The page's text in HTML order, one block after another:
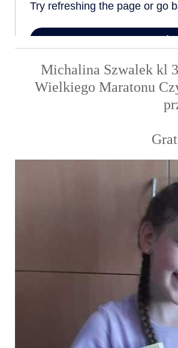
Michalina Szwalek kl
Wielkiego Maratonu